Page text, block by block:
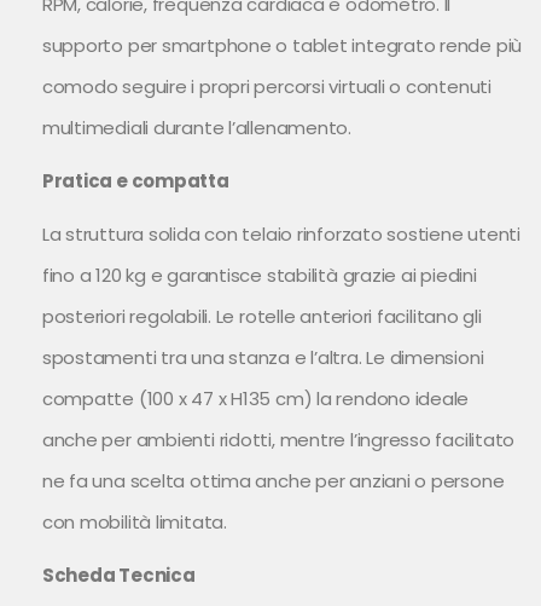
supporto per smartphone o tablet integrato rende più
comodo seguire i propri percorsi virtuali o contenuti
multimediali durante l’allenamento.
Pratica e compatta
La struttura solida con telaio rinforzato sostiene utenti
fino a 120 kg e garantisce stabilità grazie ai piedini
posteriori regolabili. Le rotelle anteriori facilitano gli
spostamenti tra una stanza e l’altra. Le dimensioni
compatte (100 x 47 x H135 cm) la rendono ideale
anche per ambienti ridotti, mentre l’ingresso facilitato
ne fa una scelta ottima anche per anziani o persone
con mobilità limitata.
Scheda Tecnica